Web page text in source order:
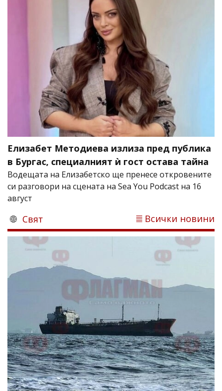
Елизабет Методиева излиза пред публика
в Бургас, специалният ѝ гост остава тайна
Водещата на Елизабетско ще пренесе откровените
си разговори на сцената на Sea You Podcast на 16
август
Свят Всички новини